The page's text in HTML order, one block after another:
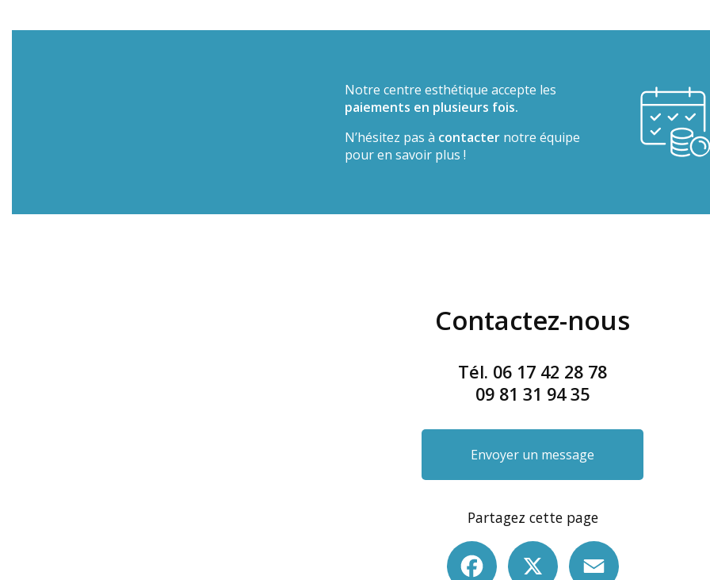
traitement anti-âge non invasif Soin raffermissant visage cou décolleté rides ridules|Centre médical esthétique et laser pour
Notre centre esthétique accepte les
paiements en plusieurs fois.
N’hésitez pas à contacter notre équipe
pour en savoir plus !
Contactez-nous
Tél. 06 17 42 28 78
09 81 31 94 35
Envoyer un message
Partagez cette page
Facebook